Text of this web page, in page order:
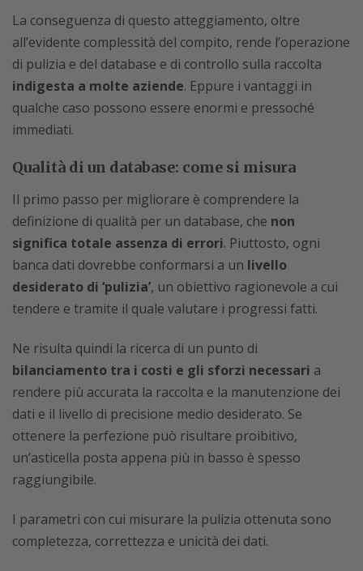
La conseguenza di questo atteggiamento, oltre
all’evidente complessità del compito, rende l’operazione
di pulizia e del database e di controllo sulla raccolta
indigesta a molte aziende. Eppure i vantaggi in
qualche caso possono essere enormi e pressoché
immediati.
Qualità di un database: come si misura
Il primo passo per migliorare è comprendere la
definizione di qualità per un database, che non
significa totale assenza di errori. Piuttosto, ogni
banca dati dovrebbe conformarsi a un livello
desiderato di ‘pulizia’, un obiettivo ragionevole a cui
tendere e tramite il quale valutare i progressi fatti.
Ne risulta quindi la ricerca di un punto di
bilanciamento tra i costi e gli sforzi necessari a
rendere più accurata la raccolta e la manutenzione dei
dati e il livello di precisione medio desiderato. Se
ottenere la perfezione può risultare proibitivo,
un’asticella posta appena più in basso è spesso
raggiungibile.
I parametri con cui misurare la pulizia ottenuta sono
completezza, correttezza e unicità dei dati.